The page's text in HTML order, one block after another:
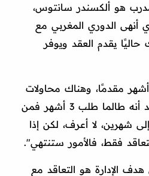
هو ألكسندر سانتوس،
أنهى الدوري المغربي مع
حاليًا يقدم العقد ويوفر
وواصل: "المدرب طلب 3 أشهر مقدمًا، وهناك محاولات
معه في هذا الجزء، وأعتقد أنه طالما طلب 3 أشهر فمن
شهرين، لا أعرف، لكن إذا
فقط، فالأمور ستنتهي".
الإدارة هو التعاقد مع